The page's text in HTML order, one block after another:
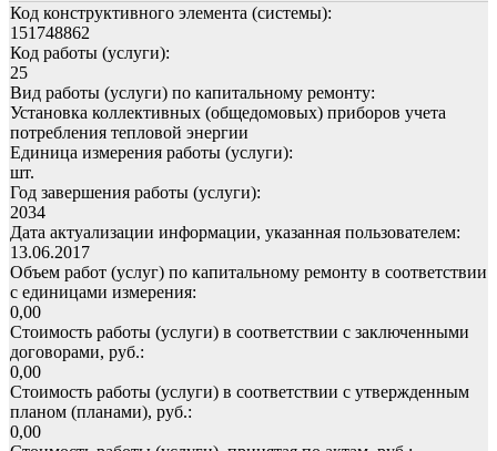
Код конструктивного элемента (системы):
151748862
Код работы (услуги):
25
Вид работы (услуги) по капитальному ремонту:
Установка коллективных (общедомовых) приборов учета
потребления тепловой энергии
Единица измерения работы (услуги):
шт.
Год завершения работы (услуги):
2034
Дата актуализации информации, указанная пользователем:
13.06.2017
Объем работ (услуг) по капитальному ремонту в соответствии
с единицами измерения:
0,00
Стоимость работы (услуги) в соответствии с заключенными
договорами, руб.:
0,00
Стоимость работы (услуги) в соответствии с утвержденным
планом (планами), руб.:
0,00